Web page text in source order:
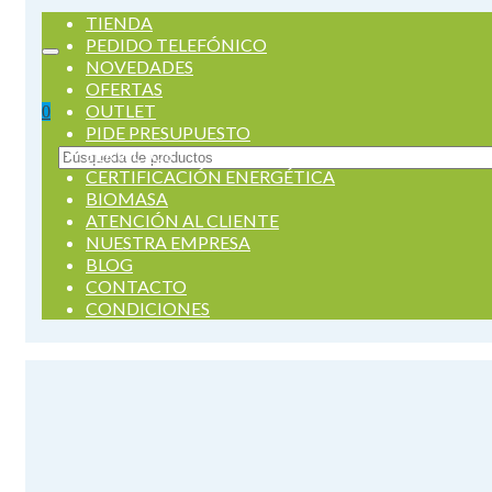
0
Buscar
por:
TIENDA
PEDIDO TELEFÓNICO
NOVEDADES
OFERTAS
OUTLET
PIDE PRESUPUESTO
SERVICIOS
CERTIFICACIÓN ENERGÉTICA
BIOMASA
ATENCIÓN AL CLIENTE
NUESTRA EMPRESA
BLOG
CONTACTO
CONDICIONES